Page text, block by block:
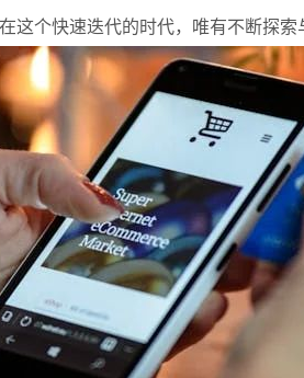
个快速迭代的时代，唯有不断探索